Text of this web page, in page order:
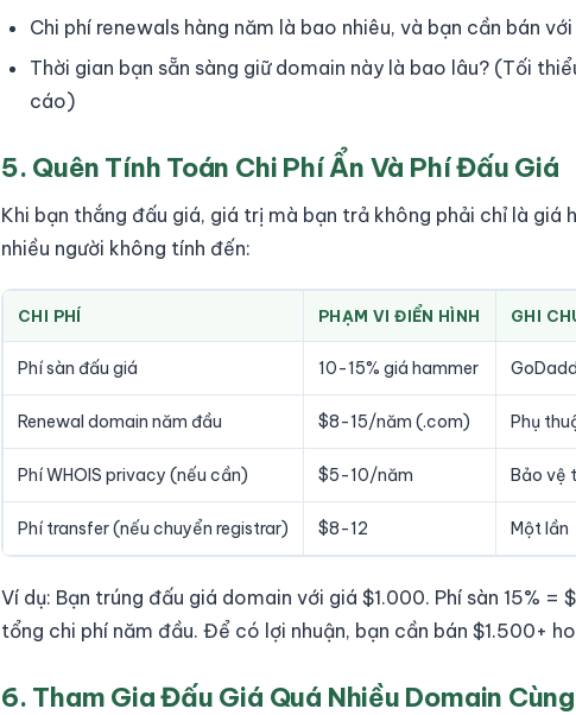
Chi phí renewals hàng năm là bao nhiêu, và bạn cần bán
Thời gian bạn sẵn sàng giữ domain này là bao lâu? (Tối
cáo)
5. Quên Tính Toán Chi Phí Ẩn Và Phí Đấu Giá
Khi bạn thắng đấu giá, giá trị mà bạn trả không phải chỉ là giá
nhiều người không tính đến:
CHI PHÍ PHẠM VI ĐIỂN HÌNH GHI
Phí sàn đấu giá 10-15% giá hammer
Renewal domain năm đầu $8-15/năm (.com) Phụ
Phí WHOIS privacy (nếu cần) $5-10/năm Bảo vệ
Phí transfer (nếu chuyển registrar) $8-12 Một lần
Ví dụ: Bạn trúng đấu giá domain với giá $1.000. Phí sàn 15% =
tổng chi phí năm đầu. Để có lợi nhuận, bạn cần bán $1.500+
6. Tham Gia Đấu Giá Quá Nhiều Domain